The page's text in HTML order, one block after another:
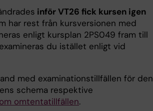
inför VT26 fick kursen igen
har rest från kursversionen med
enligt kursplan 2PS049 fram till
du istället enligt vid
med examinationstillfällen för den
schema respektive
omtentatillfällen.